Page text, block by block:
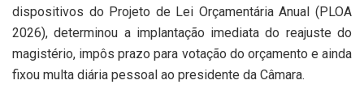
dispositivos do Projeto de Lei Orçamentária Anual (PLOA
2026), determinou a implantação imediata do reajuste do
magistério, impôs prazo para votação do orçamento e ainda
fixou multa diária pessoal ao presidente da Câmara.